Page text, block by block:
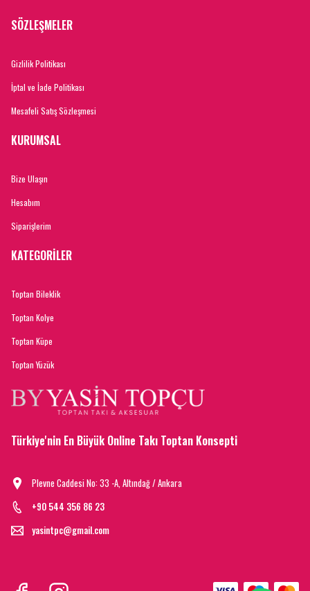
SÖZLEŞMELER
Gizlilik Politikası
İptal ve İade Politikası
Mesafeli Satış Sözleşmesi
KURUMSAL
Bize Ulaşın
Hesabım
Siparişlerim
KATEGORİLER
Toptan Bileklik
Toptan Kolye
Toptan Küpe
Toptan Yüzük
Türkiye'nin En Büyük Online Takı Toptan Konsepti
Plevne Caddesi No: 33 -A, Altındağ / Ankara
+90 544 356 86 23
yasintpc@gmail.com